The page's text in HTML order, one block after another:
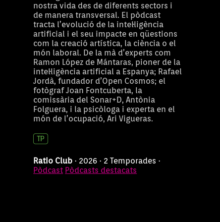
nostra vida des de diferents sectors i
de manera transversal. El pòdcast
tracta l’evolució de la intel·ligència
artificial i el seu impacte en qüestions
com la creació artística, la ciència o el
món laboral. De la mà d’experts com
Ramon López de Mántaras, pioner de la
intel·ligència artificial a Espanya; Rafael
Jordà, fundador d’Open Cosmos; el
fotògraf Joan Fontcuberta, la
comissària del Sonar+D, Antònia
Folguera, i la psicòloga i experta en el
món de l’ocupació, Ari Vigueras.
Ratio Club · 2026 · 2 Temporades ·
Pòdcast Pòdcasts destacats